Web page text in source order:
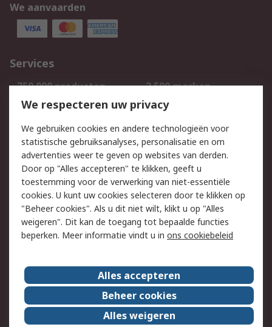
We aanvaarden
Services
750.000 producten
2.500 merken
Bestellen
Inkoopoplossingen
Track & Trace
Wettelijk
Cookiebeleid
Email veiligheid
Privacybeleid
Websitevoorwaarden
Algemene
verkoopvoorwaarden
Over RS
RS Group
Over ons
RS wereldwijd
Werken bij RS
We respecteren uw privacy
We gebruiken cookies en andere technologieën voor
statistische gebruiksanalyses, personalisatie en om
advertenties weer te geven op websites van derden.
Door op "Alles accepteren" te klikken, geeft u
toestemming voor de verwerking van niet-essentiële
cookies. U kunt uw cookies selecteren door te klikken op
"Beheer cookies". Als u dit niet wilt, klikt u op "Alles
weigeren". Dit kan de toegang tot bepaalde functies
beperken. Meer informatie vindt u in ons cookiebeleid
Alles accepteren
Beheer cookies
Alles weigeren